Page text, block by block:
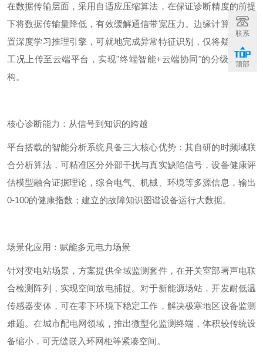
在数据传输层面，采用自适应压缩算法，在保证诊断精度的前提
下将数据传输量降低，有效缓解通信带宽压力。边缘计算单元内
置深度学习推理引擎，可就地完成异常特征识别，仅将疑似缺陷
工况上传至云端平台，实现"终端智能+云端协同"的分级处理架
构。
核心诊断能力：从信号到知识的跨越
平台搭载的智能分析系统具备三大核心优势：其自研的时频域联
合分析算法，可精准区分外部干扰与真实缺陷信号，设备健康评
估模型融合证据理论，综合电气、机械、环境等多源信息，输出
0-100的健康指数；建立的故障知识图谱设备运行大数据。
场景化应用：赋能多元电力场景
针对变电站场景，方案提供全域监测套件，在开关室部署声电联
合检测阵列，实现空间放电捕捉 。对于新能源场站，开发耐低温
传感器变体，可在零下环境下稳定工作，解决极寒地区设备监测
难题。在城市配电网领域，推出微型化监测终端，体积较传统设
备缩小，可无缝嵌入环网柜等紧凑空间。
联系
顶部